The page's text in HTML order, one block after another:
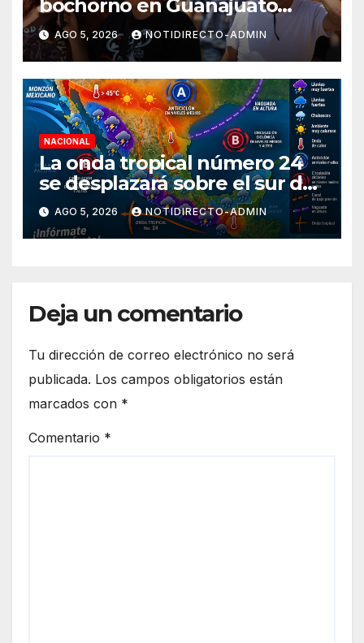
bochorno en Guanajuato
durante agosto
AGO 5, 2026 NOTIDIRECTO-ADMIN
NACIONAL
La onda tropical número 24
se desplazará sobre el sur del
territorio nacional
AGO 5, 2026 NOTIDIRECTO-ADMIN
Deja un comentario
Tu dirección de correo electrónico no será
publicada. Los campos obligatorios están
marcados con *
Comentario *